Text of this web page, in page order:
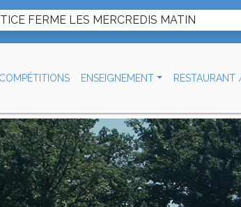
FERME LES MERCREDIS MATIN
COMPÉTITIONS ENSEIGNEMENT RESTAURANT